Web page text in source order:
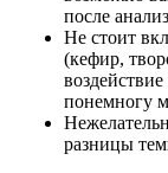
после
Не стоит
(кефир,
понемногу
разницы